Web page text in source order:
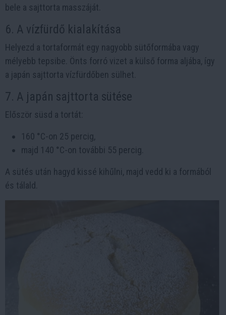
bele a sajttorta masszáját.
6. A vízfürdő kialakítása
Helyezd a tortaformát egy nagyobb sütőformába vagy
mélyebb tepsibe. Önts forró vizet a külső forma aljába, így
a japán sajttorta vízfürdőben sülhet.
7. A japán sajttorta sütése
Először süsd a tortát:
160 °C-on 25 percig,
majd 140 °C-on további 55 percig.
A sütés után hagyd kissé kihűlni, majd vedd ki a formából
és tálald.